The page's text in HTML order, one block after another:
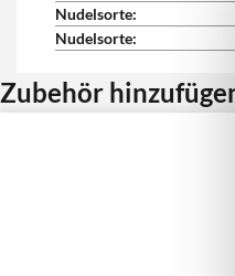
Nudelsorte:
Nudelsorte:
Zubehör